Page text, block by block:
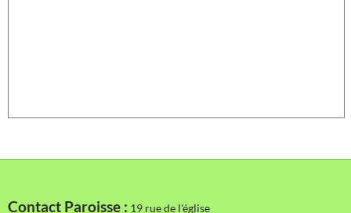
Contact Paroisse : 19 rue de l'église